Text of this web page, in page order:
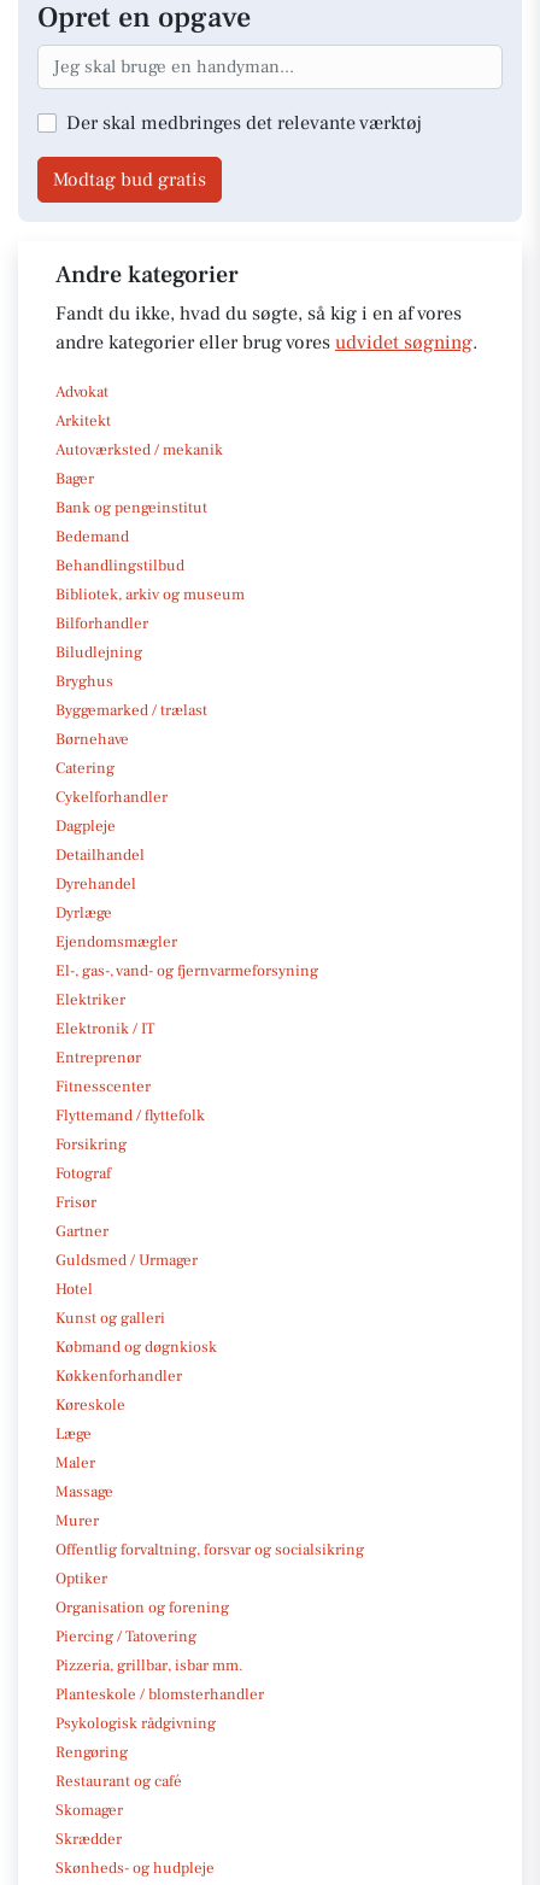
Opret en opgave
Der skal medbringes det relevante værktøj
Modtag bud gratis
Andre kategorier
Fandt du ikke, hvad du søgte, så kig i en af vores
andre kategorier eller brug vores udvidet søgning.
Advokat
Arkitekt
Autoværksted / mekanik
Bager
Bank og pengeinstitut
Bedemand
Behandlingstilbud
Bibliotek, arkiv og museum
Bilforhandler
Biludlejning
Bryghus
Byggemarked / trælast
Børnehave
Catering
Cykelforhandler
Dagpleje
Detailhandel
Dyrehandel
Dyrlæge
Ejendomsmægler
El-, gas-, vand- og fjernvarmeforsyning
Elektriker
Elektronik / IT
Entreprenør
Fitnesscenter
Flyttemand / flyttefolk
Forsikring
Fotograf
Frisør
Gartner
Guldsmed / Urmager
Hotel
Kunst og galleri
Købmand og døgnkiosk
Køkkenforhandler
Køreskole
Læge
Maler
Massage
Murer
Offentlig forvaltning, forsvar og socialsikring
Optiker
Organisation og forening
Piercing / Tatovering
Pizzeria, grillbar, isbar mm.
Planteskole / blomsterhandler
Psykologisk rådgivning
Rengøring
Restaurant og café
Skomager
Skrædder
Skønheds- og hudpleje